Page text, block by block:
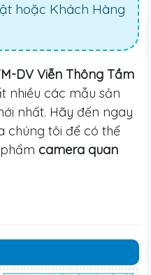
hoặc Khách Hàng
DV Viễn Thông Tầm
nhiều các mẫu sản
nhất. Hãy đến ngay
chúng tôi để có thể
camera quan